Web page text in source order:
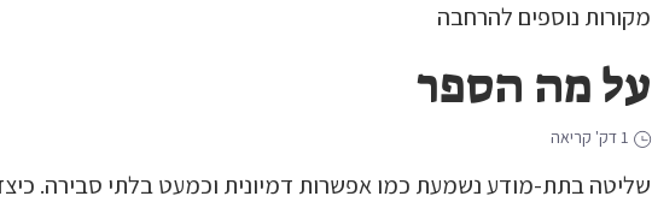
מקורות נוספים להרחבה
על מה הספר
שליטה בתת-מודע נשמעת כמו אפשרות דמיונית וכמעט בלתי סבירה.